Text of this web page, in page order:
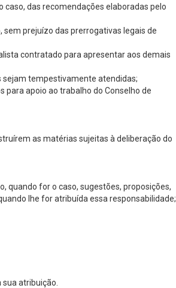
caso, das recomendações elaboradas pelo
sem prejuízo das prerrogativas legais de
contratado para apresentar aos demais
sejam tempestivamente atendidas;
para apoio ao trabalho do Conselho de
as matérias sujeitas à deliberação do
quando for o caso, sugestões, proposições,
lhe for atribuída essa responsabilidade;
atribuição.